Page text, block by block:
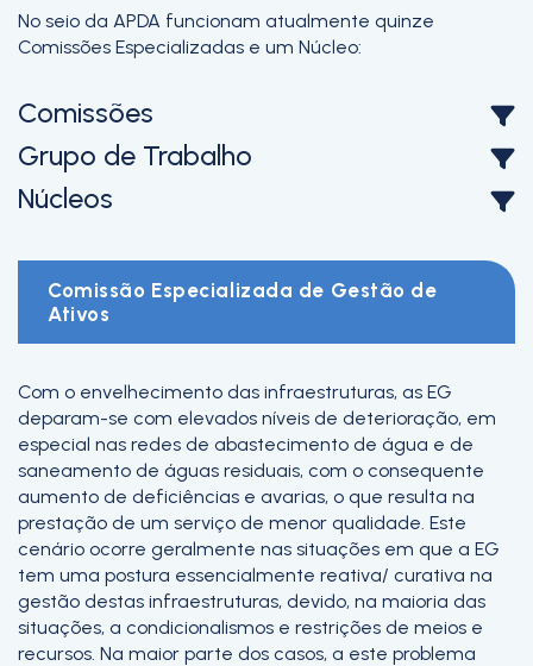
No seio da APDA funcionam atualmente quinze
Comissões Especializadas e um Núcleo:
Comissões
Grupo de Trabalho
Núcleos
Comissão Especializada de Gestão de
Ativos
Com o envelhecimento das infraestruturas, as EG
deparam-se com elevados níveis de deterioração, em
especial nas redes de abastecimento de água e de
saneamento de águas residuais, com o consequente
aumento de deficiências e avarias, o que resulta na
prestação de um serviço de menor qualidade. Este
cenário ocorre geralmente nas situações em que a EG
tem uma postura essencialmente reativa/ curativa na
gestão destas infraestruturas, devido, na maioria das
situações, a condicionalismos e restrições de meios e
recursos. Na maior parte dos casos, a este problema